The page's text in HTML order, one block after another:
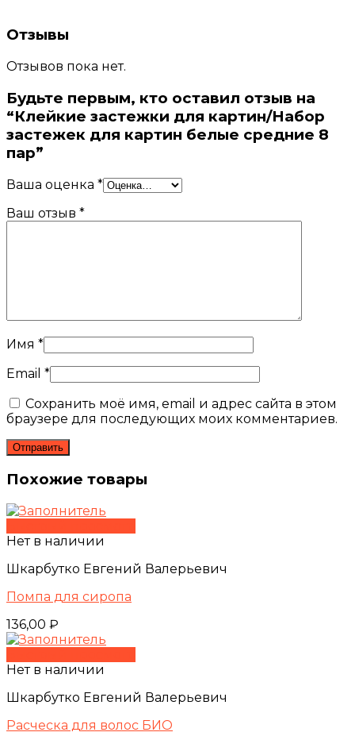
Отзывы
Отзывов пока нет.
Будьте первым, кто оставил отзыв на
“Клейкие застежки для картин/Набор
застежек для картин белые средние 8
пар”
Ваша оценка *
Ваш отзыв *
Имя *
Email *
Сохранить моё имя, email и адрес сайта в этом
браузере для последующих моих комментариев.
Похожие товары
Нет в наличии
Шкарбутко Евгений Валерьевич
Помпа для сиропа
136,00 ₽
Нет в наличии
Шкарбутко Евгений Валерьевич
Расческа для волос БИО